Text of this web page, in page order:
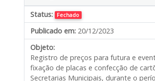
Status: Fechado
Publicado em: 20/12/2023
Objeto:
Registro de preços para futura e
fixação de placas e confecção de
Secretarias Municipais, durante o